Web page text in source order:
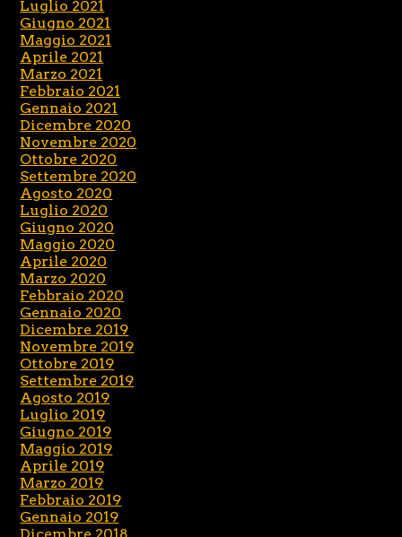
Luglio 2021
Giugno 2021
Maggio 2021
Aprile 2021
Marzo 2021
Febbraio 2021
Gennaio 2021
Dicembre 2020
Novembre 2020
Ottobre 2020
Settembre 2020
Agosto 2020
Luglio 2020
Giugno 2020
Maggio 2020
Aprile 2020
Marzo 2020
Febbraio 2020
Gennaio 2020
Dicembre 2019
Novembre 2019
Ottobre 2019
Settembre 2019
Agosto 2019
Luglio 2019
Giugno 2019
Maggio 2019
Aprile 2019
Marzo 2019
Febbraio 2019
Gennaio 2019